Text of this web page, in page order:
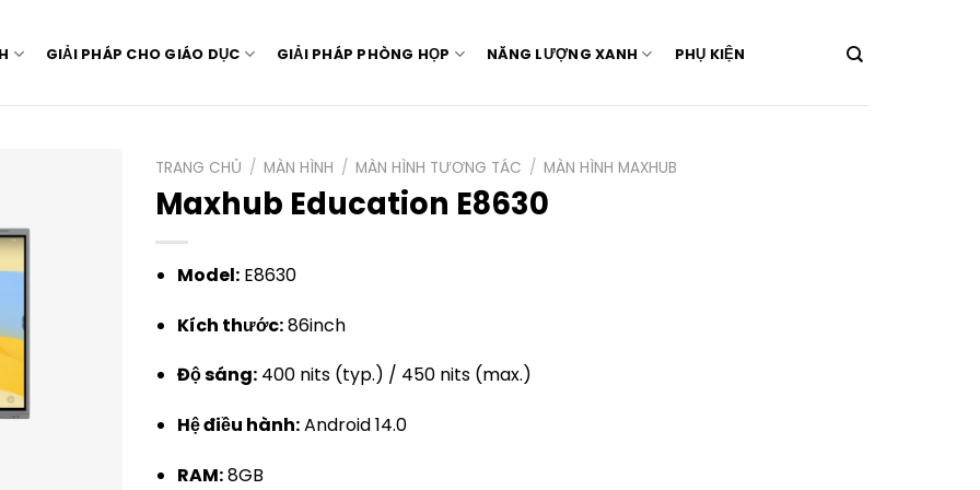
GIẢI PHÁP CHO GIÁO DỤC GIẢI PHÁP PHÒNG HỌP NĂNG LƯỢNG XANH PHỤ KIỆN
TRANG CHỦ / MÀN HÌNH / MÀN HÌNH TƯƠNG TÁC / MÀN HÌNH MAXHUB
Maxhub Education E8630
Model: E8630
Kích thước:86inch
Độ sáng: 400 nits (typ.) / 450 nits (max.)
Hệ điều hành:Android 14.0
RAM:8GB